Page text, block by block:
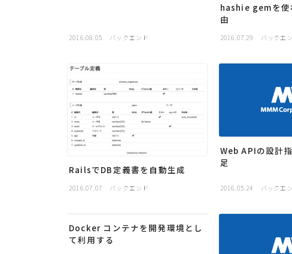
2016.08.05 バックエンド
hashie gemを使
由
2016.07.29 バックエ
RailsでDB定義書を自動生成
2016.07.07 バックエンド
Web APIの設計
足
2016.05.24 バックエ
Docker コンテナを開発環境とし
て利用する